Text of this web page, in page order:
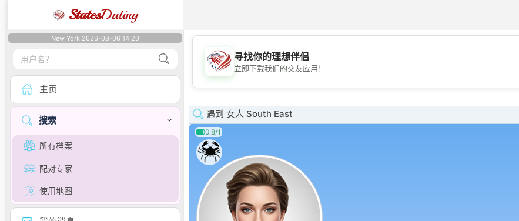
StatesDating
New York 2026-08-06 14:20
主页
搜索
所有档案
配对专家
使用地图
💖
💕
寻找你的理想伴侣
立即下载我们的交友应用！
遇到 女人 South East
0.8/1